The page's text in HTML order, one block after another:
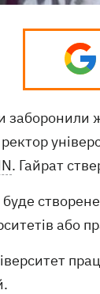
заборонили
. Гайрат
або